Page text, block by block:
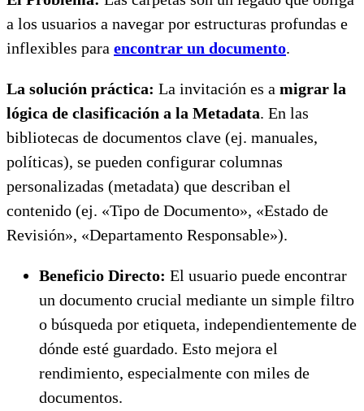
a los usuarios a navegar por estructuras profundas e
inflexibles para encontrar un documento.
La solución práctica: La invitación es a migrar la
lógica de clasificación a la Metadata. En las
bibliotecas de documentos clave (ej. manuales,
políticas), se pueden configurar columnas
personalizadas (metadata) que describan el
contenido (ej. «Tipo de Documento», «Estado de
Revisión», «Departamento Responsable»).
Beneficio Directo: El usuario puede encontrar
un documento crucial mediante un simple filtro
o búsqueda por etiqueta, independientemente de
dónde esté guardado. Esto mejora el
rendimiento, especialmente con miles de
documentos.